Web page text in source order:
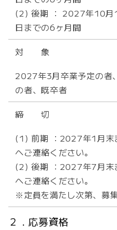
(2) 後期 ： 2027年10月
日までの6ヶ月間
対 象
2027年3月卒業予定の者
の者、既卒者
締 切
(1) 前期 ：2027年1月末
へご連絡ください。
(2) 後期 ：2027年7月末
へご連絡ください。
※定員を満たし次第、募
２．応募資格